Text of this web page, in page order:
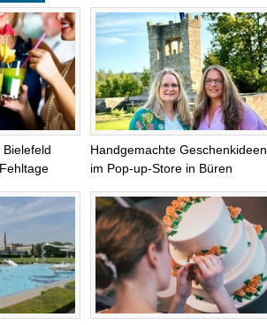
Handgemachte Geschenkideen
im Pop-up-Store in Büren